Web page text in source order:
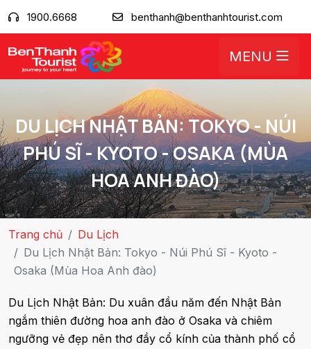
1900.6668 benthanh@benthanhtourist.com
MENU
DU LỊCH NHẬT BẢN: TOKYO - NÚI
PHÚ SĨ - KYOTO - OSAKA (MÙA
HOA ANH ĐÀO)
Trang chủ
Du Lịch
Du Lịch Nhật Bản: Tokyo - Núi Phú Sĩ - Kyoto -
Osaka (Mùa Hoa Anh đào)
Du Lịch Nhật Bản: Du xuân đầu năm đến Nhật Bản
ngắm thiên đường hoa anh đào ở Osaka và chiêm
ngưỡng vẻ đẹp nên thơ đầy cổ kính của thành phố cổ